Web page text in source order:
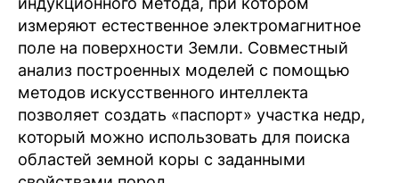
измеряют естественное электромагнитное
поле на поверхности Земли. Совместный
анализ построенных моделей с помощью
методов искусственного интеллекта
позволяет создать «паспорт» участка недр,
который можно использовать для поиска
областей земной коры с заданными